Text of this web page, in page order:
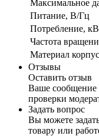
Максимальное
Питание, В/Гц
Потребление,
Частота
Материал
Отзывы
Оставить отзыв
Ваше сообщение
проверки
Задать вопрос
Вы можете
товару или